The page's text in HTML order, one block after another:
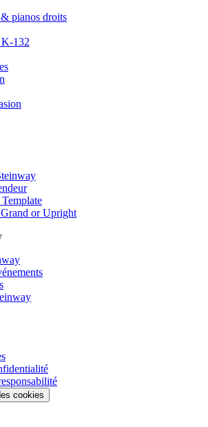
pianos droits
132
or Upright
cookies